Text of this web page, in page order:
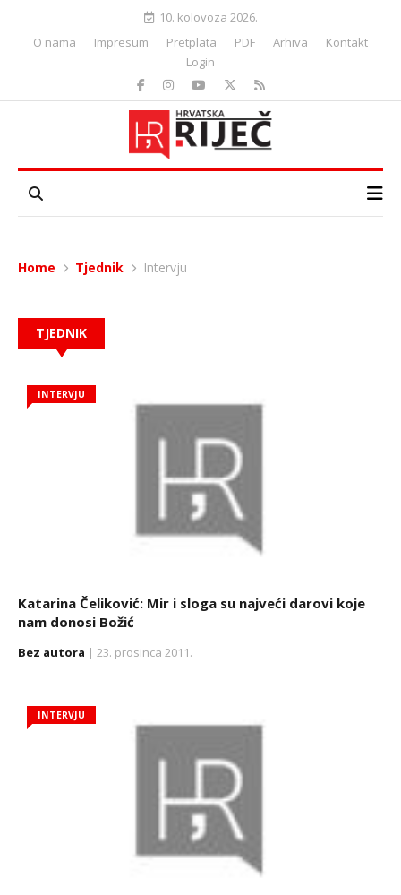
10. kolovoza 2026.
O nama
Impresum Pretplata PDF Arhiva
Kontakt
Login
Home Tjednik Intervju
TJEDNIK
INTERVJU
Katarina Čeliković: Mir i sloga su najveći darovi koje
nam donosi Božić
Bez autora | 23. prosinca 2011.
INTERVJU